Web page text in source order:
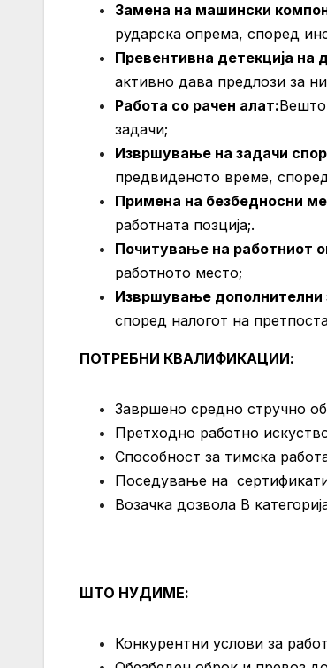
Замена на машински
рударска опрема, според
Превентивна детекција на
активно дава предлози за
Работа со рачен алат:
задачи;
Извршување на задачи
предвиденото време,
Примена на безбедносни
работната позција;.
Почитување на работниот
работното место;
Извршување дополнителни
според налогот на
ПОТРЕБНИ КВАЛИФИКАЦИИ:
Завршено средно стручно
Претходно работно
Способност за тимска
Поседување на
Возачка дозвола В
ШТО НУДИМЕ:
Конкурентни услови за